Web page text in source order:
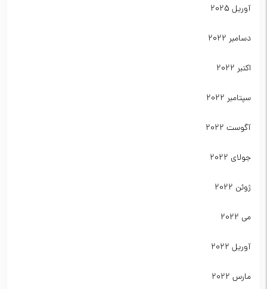
آوریل 2025
دسامبر 2022
اکتبر 2022
سپتامبر 2022
آگوست 2022
جولای 2022
ژوئن 2022
می 2022
آوریل 2022
مارس 2022